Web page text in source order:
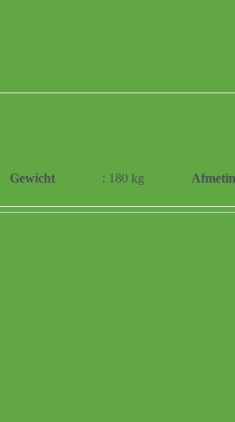
Gewicht : 180 kg